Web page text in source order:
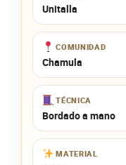
Unitalla
COMUNIDAD
Chamula
TÉCNICA
Bordado a mano
MATERIAL